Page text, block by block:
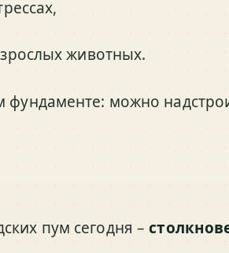
животных.
фундаменте: можно
пум сегодня –